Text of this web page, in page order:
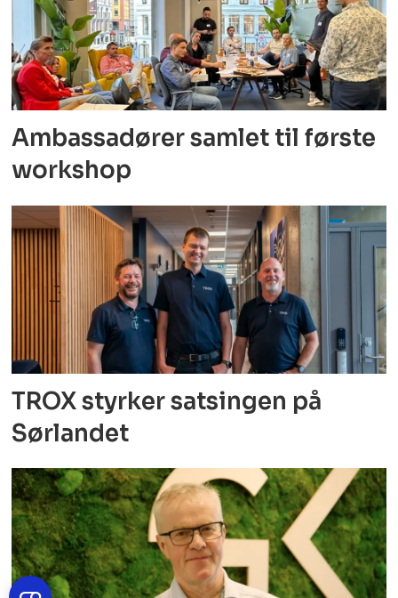
Ambassadører samlet til første
workshop
TROX styrker satsingen på
Sørlandet